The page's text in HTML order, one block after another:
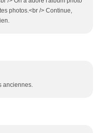
photos.<br /> Continue,
anciennes.